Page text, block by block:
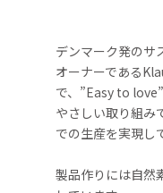
デンマーク発のサ
オーナーである
で、”Easy to
やさしい取り組み
での生産を実現し
製品作りには自然